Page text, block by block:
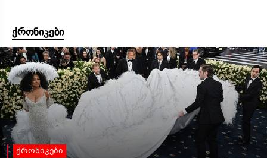
ქრონიკები
ქრონიკები